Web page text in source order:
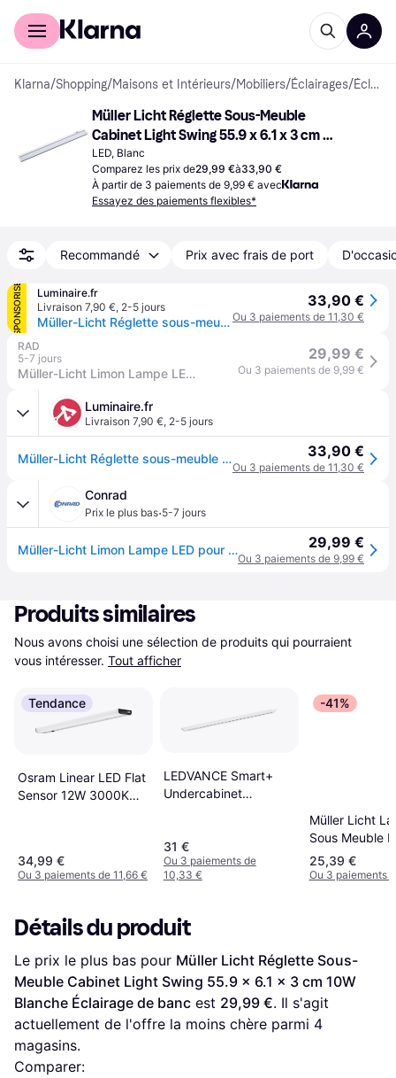
Acheter avec Klarna
Klarna/Shopping/Maisons et Intérieurs/Mobiliers/Éclairages/ Éclairages de banc
Müller Licht Réglette Sous-Meuble
Cabinet Light Swing 55.9 x 6.1 x 3 cm
10W Blanche Éclairage de banc
LED, Blanc
Comparez les prix de29,99 €à33,90 €
À partir de 3 paiements de 9,99 € avec
Essayez des paiements flexibles*
Recommandé Prix avec frais de port
SPONSORISÉ
Luminaire.fr
Livraison 7,90 €, 2-5 jours
Müller-Licht Réglette sous-meuble Cabinet Light Swing, blanche Swing, blanc, Cuisine, Aluminium, Moderne, Lampes sous meuble
33,90 €
Ou 3 paiements de 11,30 €
RAD
5-7 jours
Müller-Licht Limon Lampe LED pour dessous darmoire avec détecteur LED LED intégrée 10 W blanc chaud blanc
29,99 €
Ou 3 paiements de 9,99 €
Luminaire.fr
Livraison 7,90 €, 2-5 jours
Müller-Licht Réglette sous-meuble Cabinet Light Swing, blanche Swing, blanc, Cuisine, Aluminium, Moderne, Lampes sous meuble 33,90 €
Ou 3 paiements de 11,30 €
Conrad
Prix le plus bas·5-7 jours
Müller-Licht Limon Lampe LED pour dessous darmoire avec détecteur LED LED intégrée 10 W blanc chaud blanc 29,99 €
Ou 3 paiements de 9,99 €
Produits similaires
Nous avons choisi une sélection de produits qui pourraient
vous intéresser. Tout afficher
Tendance
Osram Linear LED Flat
Sensor 12W 3000K
34,99 €
Ou 3 paiements de 11,66 €
LEDVANCE Smart+
Undercabinet
31 €
Ou 3 paiements de
10,33 €
-41%
Müller Licht
Sous Meuble
Calix Switch
DIM90 - Blanc
25,39 €
Ou 3 paiements
Détails du produit
Le prix le plus bas pour Müller Licht Réglette Sous-
Meuble Cabinet Light Swing 55.9 x 6.1 x 3 cm 10W
Blanche Éclairage de banc est 29,99 €. Il s'agit
actuellement de l'offre la moins chère parmi 4
magasins.
Comparer: